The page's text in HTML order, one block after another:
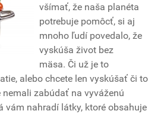
všímať, že naša planéta
potrebuje pomôcť, si aj
mnoho ľudí povedalo, že
vyskúša život bez
mäsa. Či už je to
alebo chcete len vyskúšať či to
nemali zabúdať na vyváženú
vám nahradí látky, ktoré obsahuje